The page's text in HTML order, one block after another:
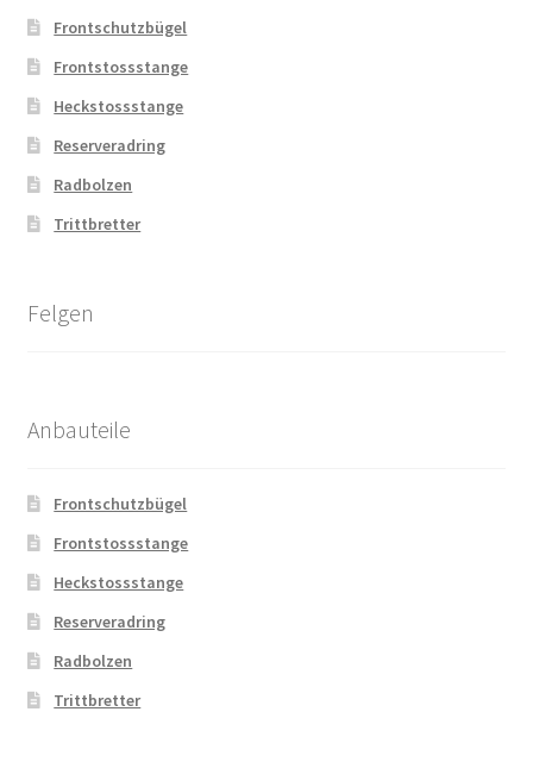
Frontschutzbügel
Frontstossstange
Heckstossstange
Reserveradring
Radbolzen
Trittbretter
Felgen
Anbauteile
Frontschutzbügel
Frontstossstange
Heckstossstange
Reserveradring
Radbolzen
Trittbretter